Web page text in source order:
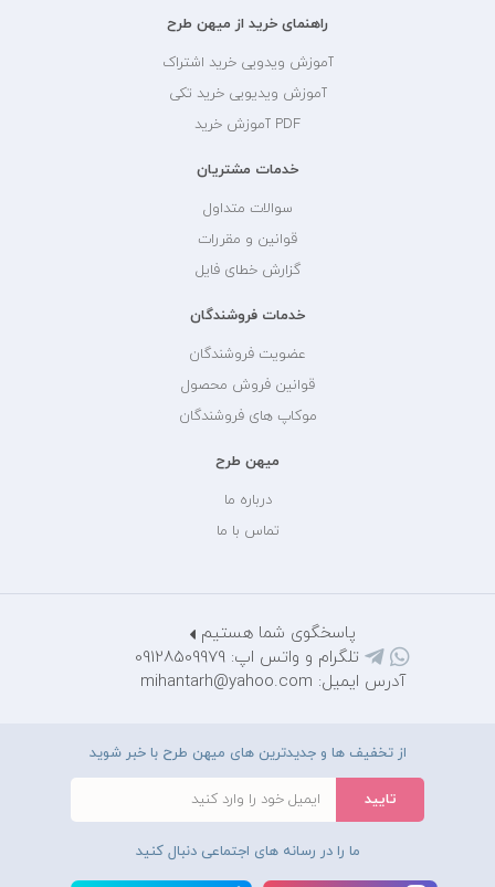
راهنمای خرید از میهن طرح
آموزش ویدویی خرید اشتراک
آموزش ویدیویی خرید تکی
PDF آموزش خرید
خدمات مشتریان
سوالات متداول
قوانین و مقررات
گزارش خطای فایل
خدمات فروشندگان
عضویت فروشندگان
قوانین فروش محصول
موکاپ های فروشندگان
میهن طرح
درباره ما
تماس با ما
پاسخگوی شما هستیم
تلگرام و واتس اپ: 09128509979
آدرس ایمیل: mihantarh@yahoo.com
از تخفیف ها و جدیدترین های میهن طرح با خبر شوید
ما را در رسانه های اجتماعی دنبال کنید